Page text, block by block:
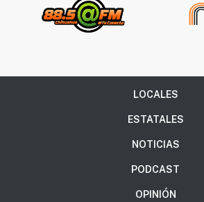
LOCALES
ESTATALES
NOTICIAS
PODCAST
OPINIÓN